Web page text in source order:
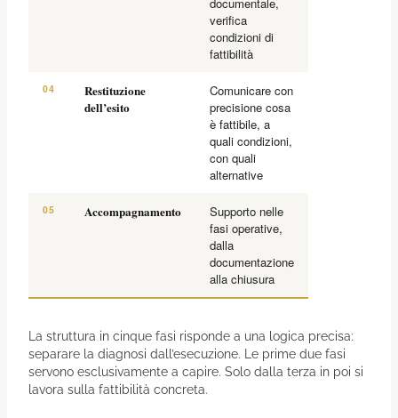
documentale,
verifica
condizioni di
fattibilità
04
Restituzione
dell’esito
Comunicare con
precisione cosa
è fattibile, a
quali condizioni,
con quali
alternative
05 Accompagnamento
Supporto nelle
fasi operative,
dalla
documentazione
alla chiusura
La struttura in cinque fasi risponde a una logica precisa:
separare la diagnosi dall’esecuzione. Le prime due fasi
servono esclusivamente a capire. Solo dalla terza in poi si
lavora sulla fattibilità concreta.